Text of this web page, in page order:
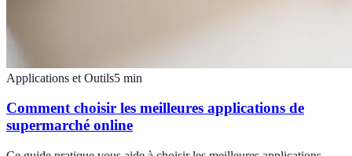
Applications et Outils5 min
Comment choisir les meilleures applications de
supermarché online